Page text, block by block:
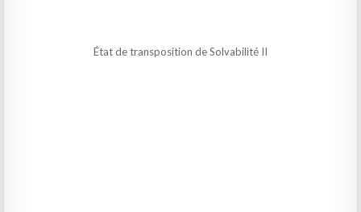
État de transposition de Solvabilité II